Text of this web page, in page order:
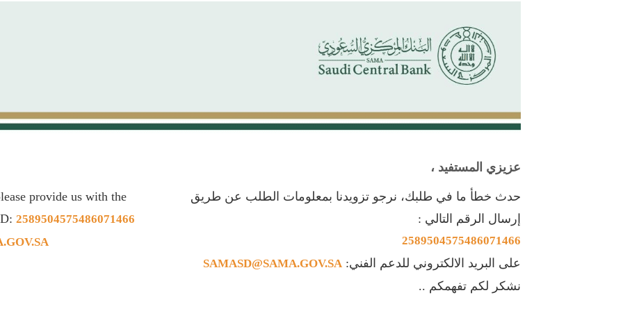
عزيزي المستفيد ،
حدث خطأ ما في طلبك، نرجو تزويدنا بمعلومات الطلب عن طريق
إرسال الرقم التالي :
2589504575486071466
على البريد الالكتروني للدعم الفني: SAMASD@SAMA.GOV.SA
نشكر لكم تفهمكم ..
provide us with the
2589504575486071466